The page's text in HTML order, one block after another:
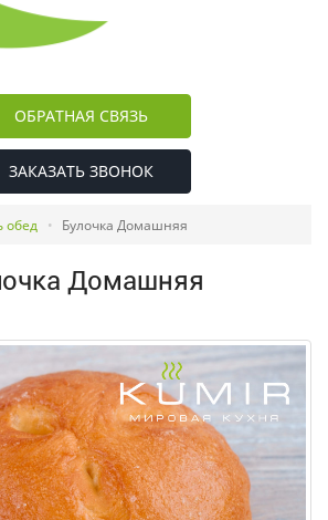
ОБРАТНАЯ СВЯЗЬ
ЗАКАЗАТЬ ЗВОНОК
обед Булочка Домашняя
Домашняя